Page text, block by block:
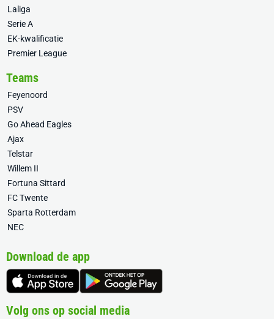
Laliga
Serie A
EK-kwalificatie
Premier League
Teams
Feyenoord
PSV
Go Ahead Eagles
Ajax
Telstar
Willem II
Fortuna Sittard
FC Twente
Sparta Rotterdam
NEC
Download de app
Volg ons op social media